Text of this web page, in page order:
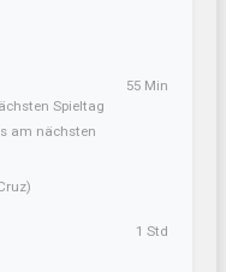
Spieltag
am nächsten
55 Min
1 Std